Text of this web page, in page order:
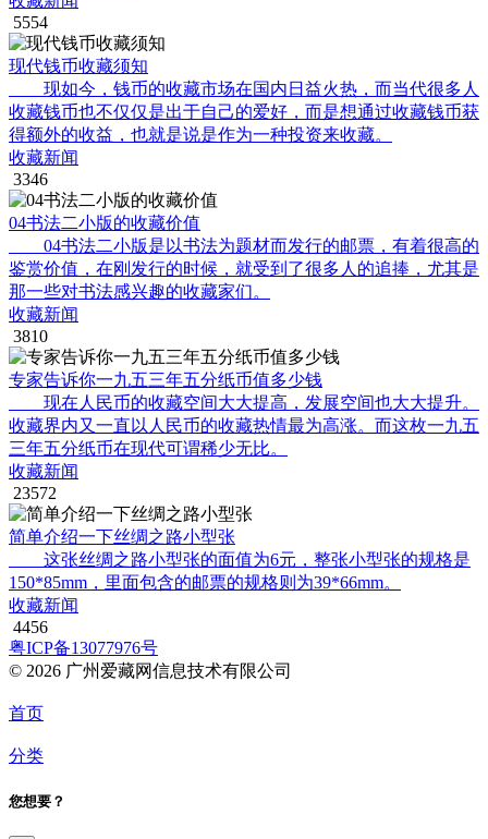
5554
现代钱币收藏须知
现如今，钱币的收藏市场在国内日益火热，而当代很多人
收藏钱币也不仅仅是出于自己的爱好，而是想通过收藏钱币获
得额外的收益，也就是说是作为一种投资来收藏。
收藏新闻
3346
04书法二小版的收藏价值
04书法二小版是以书法为题材而发行的邮票，有着很高的
鉴赏价值，在刚发行的时候，就受到了很多人的追捧，尤其是
那一些对书法感兴趣的收藏家们。
收藏新闻
3810
专家告诉你一九五三年五分纸币值多少钱
现在人民币的收藏空间大大提高，发展空间也大大提升。
收藏界内又一直以人民币的收藏热情最为高涨。而这枚一九五
三年五分纸币在现代可谓稀少无比。
收藏新闻
23572
简单介绍一下丝绸之路小型张
这张丝绸之路小型张的面值为6元，整张小型张的规格是
150*85mm，里面包含的邮票的规格则为39*66mm。
收藏新闻
4456
粤ICP备13077976号
© 2026 广州爱藏网信息技术有限公司
首页
分类
您想要？